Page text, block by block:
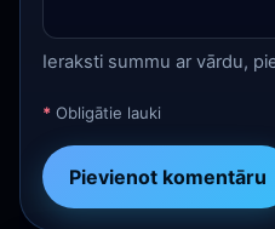
Ieraksti summu ar vārdu,
* Obligātie lauki
Pievienot komentāru